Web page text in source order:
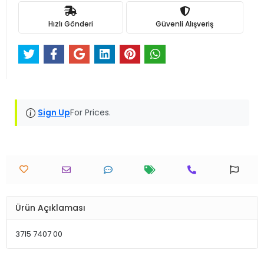
Hızlı Gönderi Güvenli Alışveriş
Sign UpFor Prices.
Ürün Açıklaması
3715 7407 00